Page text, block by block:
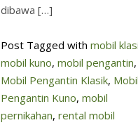
dibawa […]
Post Tagged with mobil
mobil kuno, mobil pengantin,
Mobil Pengantin Klasik, Mobil
Pengantin Kuno, mobil
pernikahan, rental mobil